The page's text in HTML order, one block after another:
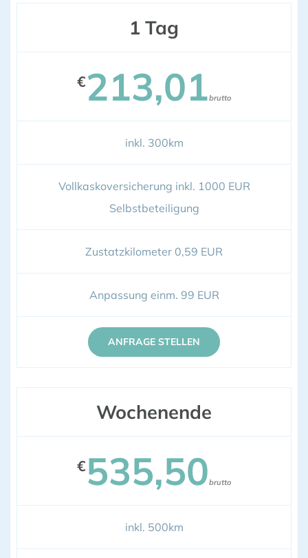
1 Tag
€213,01brutto
inkl. 300km
Vollkaskoversicherung inkl. 1000 EUR
Selbstbeteiligung
Zustatzkilometer 0,59 EUR
Anpassung einm. 99 EUR
ANFRAGE STELLEN
Wochenende
€535,50brutto
inkl. 500km